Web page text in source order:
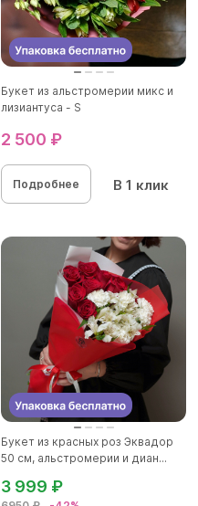
Букет из альстромерии микс и
лизиантуса - S
2 500 ₽
Подробнее В 1 клик
Букет из красных роз Эквадор
50 см, альстромерии и диан...
3 999 ₽